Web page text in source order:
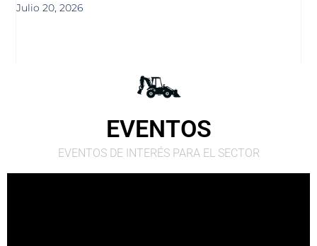
Julio 20, 2026
EVENTOS
EVENTOS DE INTERÉS PARA EL SECTOR